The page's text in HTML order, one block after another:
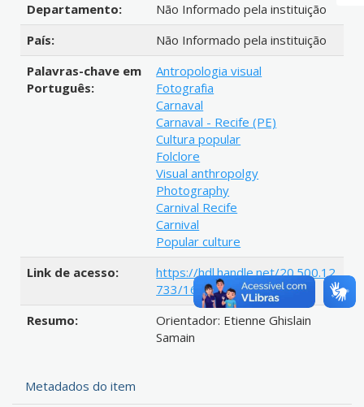
Departamento:
Não Informado pela instituição
País:
Não Informado pela instituição
Palavras-chave em
Português:
Antropologia visual
Fotografia
Carnaval
Carnaval - Recife (PE)
Cultura popular
Folclore
Visual anthropolgy
Photography
Carnival Recife
Carnival
Popular culture
Link de acesso:
https://hdl.handle.net/20.500.12
733/1607961
Resumo:
Orientador: Etienne Ghislain
Samain
Metadados do item